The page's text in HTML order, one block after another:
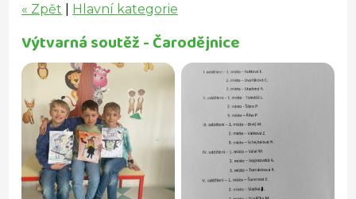
« Zpět Hlavní kategorie
Výtvarná soutěž - Čarodějnice